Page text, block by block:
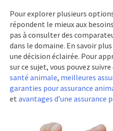
Pour explorer plusieurs
répondent le mieux aux
pas à consulter des
dans le domaine. En savoir
une décision éclairée. Pour
sur ce sujet, vous pouvez
santé animale, meilleures
garanties pour assurance
et avantages d’une assurance